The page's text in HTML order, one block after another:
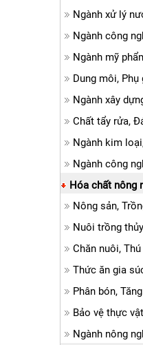
Ngành xử lý
Ngành công
Ngành mỹ
Dung môi, Phụ
Ngành xây
Chất tẩy rửa,
Ngành kim
Ngành công
Hóa chất nông
Nông sản,
Nuôi trồng
Chăn nuôi, Thú
Thức ăn gia
Phân bón,
Bảo vệ thực vật
Ngành nông